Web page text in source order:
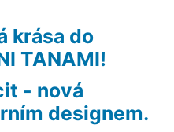
krása do
TANAMI!
- nová
designem.